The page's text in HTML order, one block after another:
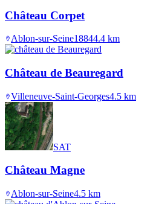
Château Corpet
Ablon-sur-Seine18844.4 km
Château de Beauregard
Villeneuve-Saint-Georges4.5 km
SAT
Château Magne
Ablon-sur-Seine4.5 km